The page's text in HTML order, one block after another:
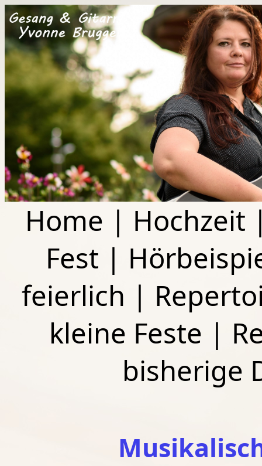
Home | Hochzeit
Fest |
feierlich |
kleine Feste |
bisherige